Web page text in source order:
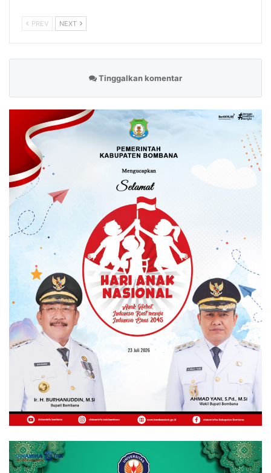
PREV NEXT
Tinggalkan komentar